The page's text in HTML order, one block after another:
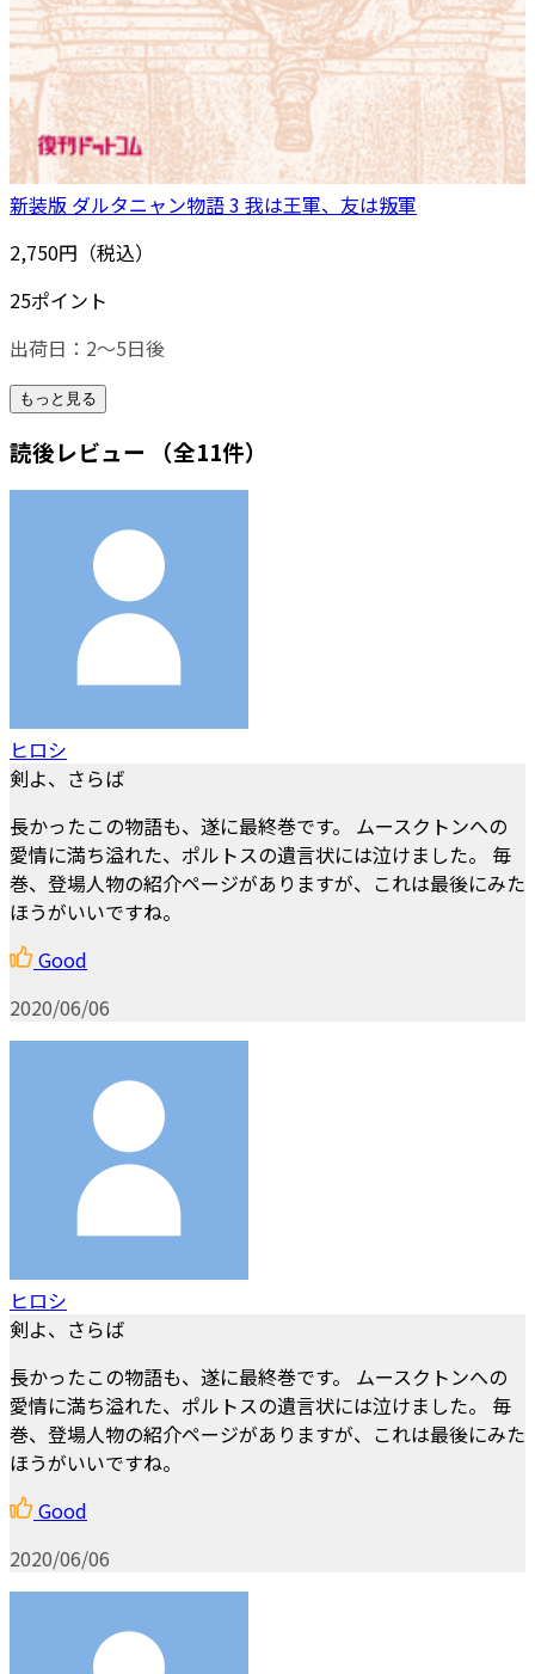
新装版 ダルタニャン物語 3 我は王軍、友は叛軍
2,750円（税込）
25ポイント
出荷日：2～5日後
もっと見る
読後レビュー （全11件）
ヒロシ
剣よ、さらば
長かったこの物語も、遂に最終巻です。 ムースクトンへの
愛情に満ち溢れた、ポルトスの遺言状には泣けました。 毎
巻、登場人物の紹介ページがありますが、これは最後にみた
ほうがいいですね。
Good
2020/06/06
ヒロシ
剣よ、さらば
長かったこの物語も、遂に最終巻です。 ムースクトンへの
愛情に満ち溢れた、ポルトスの遺言状には泣けました。 毎
巻、登場人物の紹介ページがありますが、これは最後にみた
ほうがいいですね。
Good
2020/06/06